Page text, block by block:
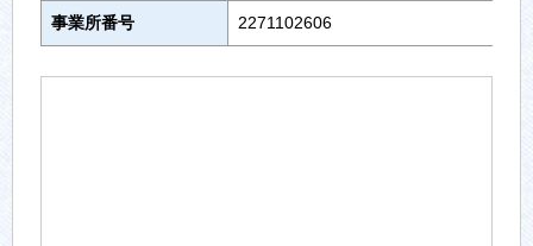
事業所番号 2271102606